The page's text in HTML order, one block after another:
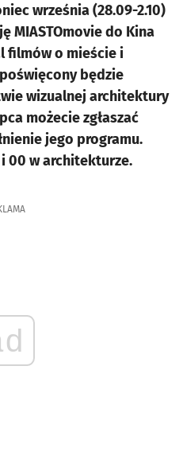
września (28.09-2.10)
MIASTOmovie do Kina
filmów o mieście i
będzie
wizualnej architektury
możecie zgłaszać
jego programu.
00 w architekturze.